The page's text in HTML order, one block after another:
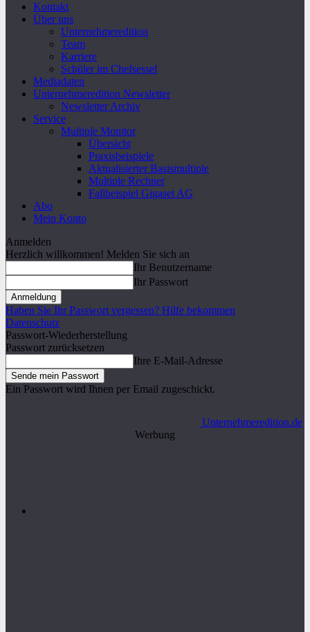
Kontakt
Über uns
Unternehmeredition
Team
Karriere
Schüler im Chefsessel
Mediadaten
Unternehmeredition Newsletter
Newsletter Archiv
Service
Multiple Monitor
Übersicht
Praxisbeispiele
Aktualisierter Basismultiple
Multiple Rechner
Fallbeispiel Gigaset AG
Abo
Mein Konto
Anmelden
Herzlich willkommen! Melden Sie sich an
Ihr Benutzername
Ihr Passwort
Haben Sie Ihr Passwort vergessen? Hilfe bekommen
Datenschutz
Passwort-Wiederherstellung
Passwort zurücksetzen
Ihre E-Mail-Adresse
Ein Passwort wird Ihnen per Email zugeschickt.
Unternehmeredition.de
Werbung